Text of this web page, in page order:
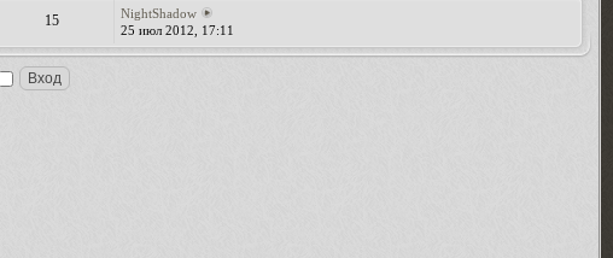
15
NightShadow
25 июл 2012, 17:11